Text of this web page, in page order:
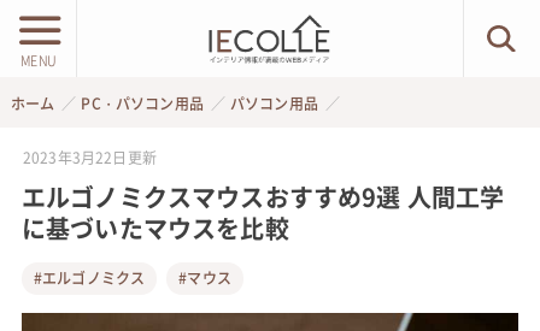
MENU
ホーム PC・パソコン用品 パソコン用品
2023年3月22日 更新
エルゴノミクスマウスおすすめ9選 人間工学
に基づいたマウスを比較
#エルゴノミクス #マウス